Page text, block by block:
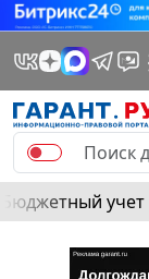
Бюджетный учет